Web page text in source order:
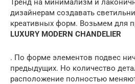
Тренд на минимализм и
дизайнерам создавать
креативных форм. Возьмем для
LUXURY MODERN CHANDELIER
. По форме элементов подвес
предыдущих. Но количество
расположение полностью